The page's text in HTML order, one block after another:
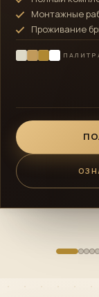
Монтажные
Проживание